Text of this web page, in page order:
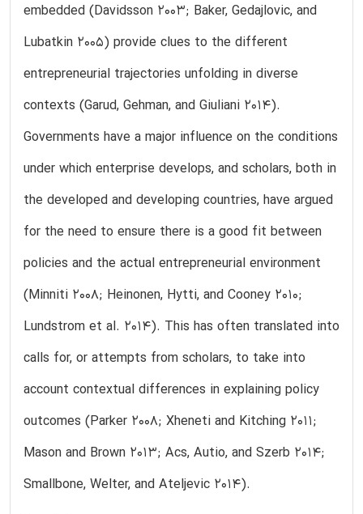
embedded (Davidsson 2003; Baker, Gedajlovic, and
Lubatkin 2005) provide clues to the different
entrepreneurial trajectories unfolding in diverse
contexts (Garud, Gehman, and Giuliani 2014).
Governments have a major influence on the conditions
under which enterprise develops, and scholars, both in
the developed and developing countries, have argued
for the need to ensure there is a good fit between
policies and the actual entrepreneurial environment
(Minniti 2008; Heinonen, Hytti, and Cooney 2010;
Lundstrom et al. 2014). This has often translated into
calls for, or attempts from scholars, to take into
account contextual differences in explaining policy
outcomes (Parker 2008; Xheneti and Kitching 2011;
Mason and Brown 2013; Acs, Autio, and Szerb 2014;
Smallbone, Welter, and Ateljevic 2014).